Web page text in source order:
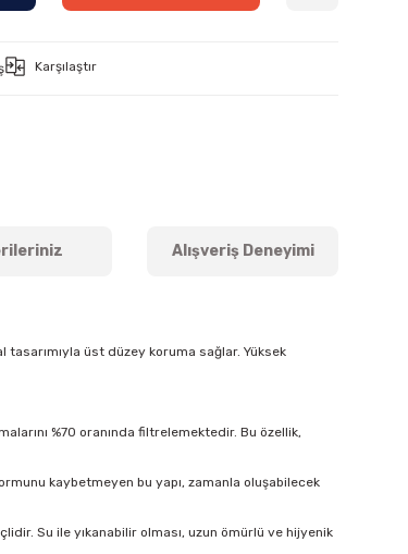
Karşılaştır
Alışveriş Deneyimi
üst düzey koruma sağlar. Yüksek
%70 oranında filtrelemektedir. Bu özellik,
kaybetmeyen bu yapı, zamanla oluşabilecek
Su ile yıkanabilir olması, uzun ömürlü ve hijyenik